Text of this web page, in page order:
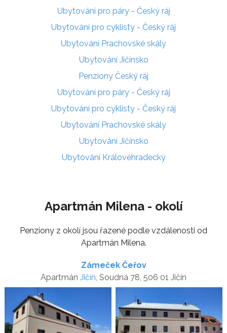
Ubytování pro páry - Český ráj
Ubytování pro cyklisty - Český ráj
Ubytování Prachovské skály
Ubytování Jičínsko
Penziony Český ráj
Ubytování pro páry - Český ráj
Ubytování pro cyklisty - Český ráj
Ubytování Prachovské skály
Ubytování Jičínsko
Ubytování Královéhradecký
Apartmán Milena - okolí
Penziony z okolí jsou řazené podle vzdálenosti od
Apartmán Milena.
Zámeček Čeřov
Apartmán Jičín , Soudná 78, 506 01 Jičín